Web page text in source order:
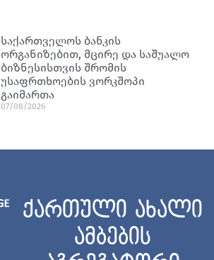
საქართველოს ბანკის
ორგანიზებით, მცირე და საშუალო
ბიზნესისთვის შრომის
უსაფრთხოების ვორკშოპი
გაიმართა
07/08/2026
ქართული ახალი
ამბების